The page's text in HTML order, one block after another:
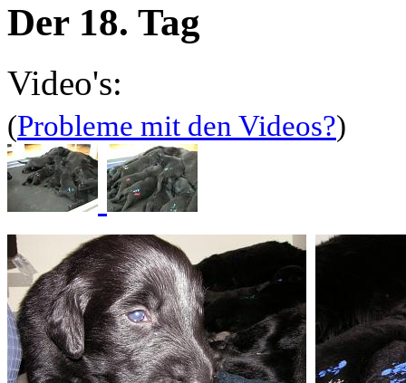
Der 18. Tag
Video's:
(Probleme mit den Videos?)